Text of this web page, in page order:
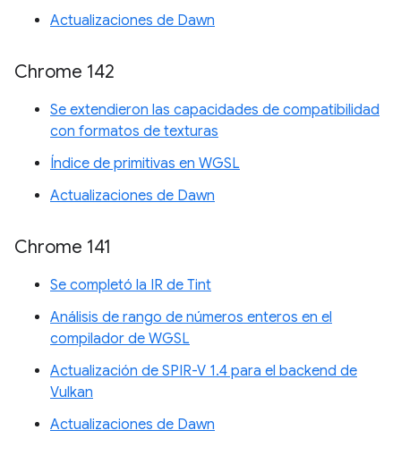
Actualizaciones de Dawn
Chrome 142
Se extendieron las capacidades de compatibilidad
con formatos de texturas
Índice de primitivas en WGSL
Actualizaciones de Dawn
Chrome 141
Se completó la IR de Tint
Análisis de rango de números enteros en el
compilador de WGSL
Actualización de SPIR-V 1.4 para el backend de
Vulkan
Actualizaciones de Dawn